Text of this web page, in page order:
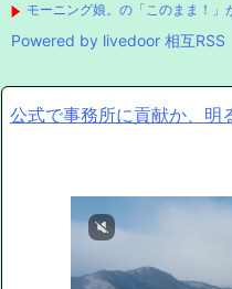
モーニング娘。の「このまま！」
Powered by livedoor 相互RSS
公式で事務所に貢献か、明